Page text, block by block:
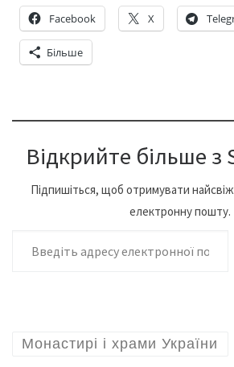
Facebook X
Більше
Відкрийте більше з
Підпишіться, щоб отримувати
електронну пошту.
Введіть адресу електронної
Монастирі і храми України